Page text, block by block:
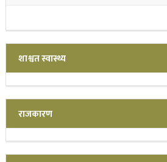
शाश्वत स्वास्थ्य
राजकारण